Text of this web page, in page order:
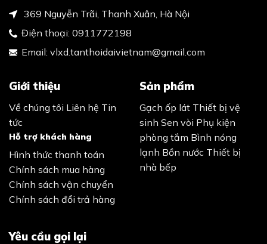
369 Nguyễn Trãi, Thanh Xuân, Hà Nội
Điện thoại: 0911772198
Email: vlxd.tanthoidaivietnam@gmail.com
Giới thiệu
Về chúng tôi Liên hệ Tin
tức
Hỗ trợ khách hàng
Hình thức thanh toán
Chính sách mua hàng
Chính sách vận chuyển
Chính sách đổi trả hàng
Sản phẩm
Gạch ốp lát Thiết bị vệ
sinh Sen vòi Phụ kiện
phòng tắm Bình nóng
lạnh Bồn nước Thiết bị
nhà bếp
Yêu cầu gọi lại